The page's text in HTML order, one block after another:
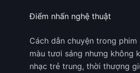
Điểm nhấn nghệ thuật
Cách dẫn chuyện trong
màu tươi sáng nhưng không
nhạc trẻ trung, thời thượng